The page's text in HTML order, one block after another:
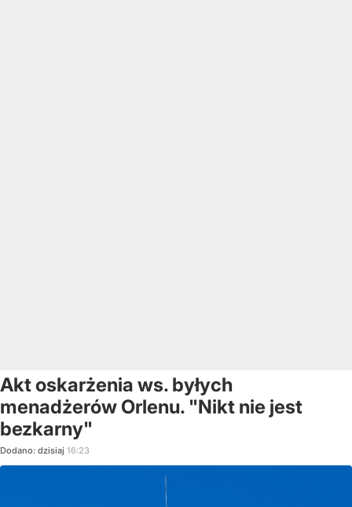
Akt oskarżenia ws. byłych
menadżerów Orlenu. "Nikt nie jest
bezkarny"
Dodano: dzisiaj 16:23